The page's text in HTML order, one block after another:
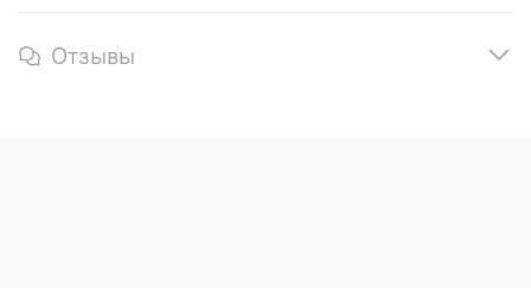
Отзывы